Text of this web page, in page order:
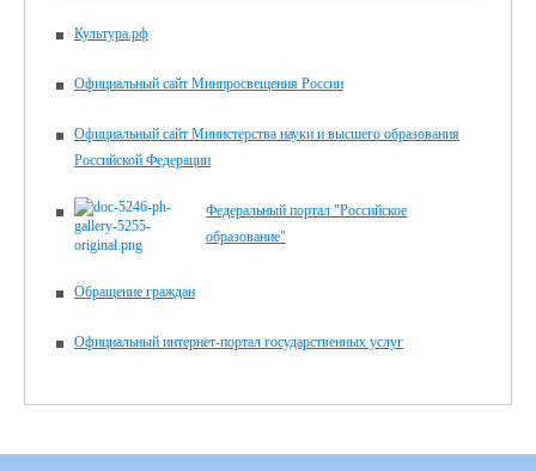
Культура.рф
Официальный сайт Минпросвещения России
Официальный сайт Министерства науки и высшего образования
Российской Федерации
Федеральный портал "Российское
образование"
Обращение граждан
Официальный интернет-портал государственных услуг